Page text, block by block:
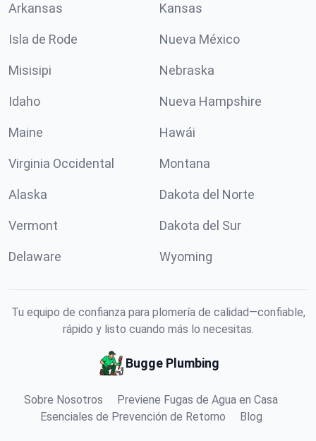
Arkansas Kansas
Isla de Rode Nueva México
Misisipi Nebraska
Idaho Nueva Hampshire
Maine Hawái
Virginia Occidental Montana
Alaska Dakota del Norte
Vermont Dakota del Sur
Delaware Wyoming
Tu equipo de confianza para plomería de calidad—confiable,
rápido y listo cuando más lo necesitas.
Bugge Plumbing
Sobre Nosotros
Previene Fugas de Agua en Casa
Esenciales de Prevención de Retorno
Blog